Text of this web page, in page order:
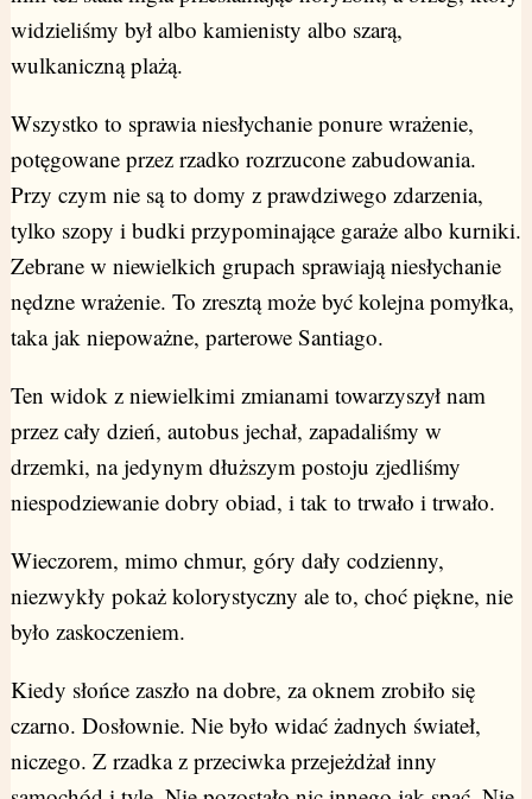
widzieliśmy był albo kamienisty albo szarą,
wulkaniczną plażą.
Wszystko to sprawia niesłychanie ponure wrażenie,
potęgowane przez rzadko rozrzucone zabudowania.
Przy czym nie są to domy z prawdziwego zdarzenia,
tylko szopy i budki przypominające garaże albo kurniki.
Zebrane w niewielkich grupach sprawiają niesłychanie
nędzne wrażenie. To zresztą może być kolejna pomyłka,
taka jak niepoważne, parterowe Santiago.
Ten widok z niewielkimi zmianami towarzyszył nam
przez cały dzień, autobus jechał, zapadaliśmy w
drzemki, na jedynym dłuższym postoju zjedliśmy
niespodziewanie dobry obiad, i tak to trwało i trwało.
Wieczorem, mimo chmur, góry dały codzienny,
niezwykły pokaż kolorystyczny ale to, choć piękne, nie
było zaskoczeniem.
Kiedy słońce zaszło na dobre, za oknem zrobiło się
czarno. Dosłownie. Nie było widać żadnych świateł,
niczego. Z rzadka z przeciwka przejeżdżał inny